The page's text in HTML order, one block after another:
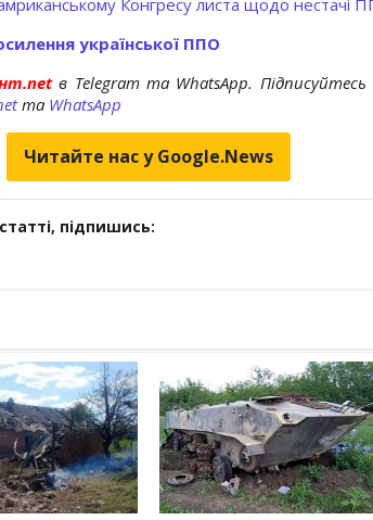
української ППО
в Telegram та WhatsApp.
та WhatsApp
Читайте нас у Google.News
підпишись: